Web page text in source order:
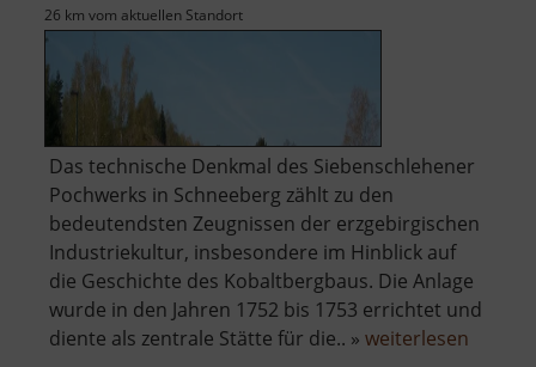
26 km vom aktuellen Standort
Das technische Denkmal des Siebenschlehener
Pochwerks in Schneeberg zählt zu den
bedeutendsten Zeugnissen der erzgebirgischen
Industriekultur, insbesondere im Hinblick auf
die Geschichte des Kobaltbergbaus. Die Anlage
wurde in den Jahren 1752 bis 1753 errichtet und
diente als zentrale Stätte für die.. » weiterlesen